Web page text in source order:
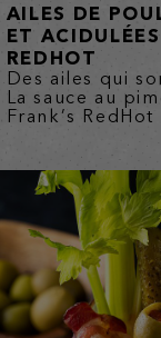
AILES DE
ET
REDHOT
Des ailes qui
La sauce au
Frank’s